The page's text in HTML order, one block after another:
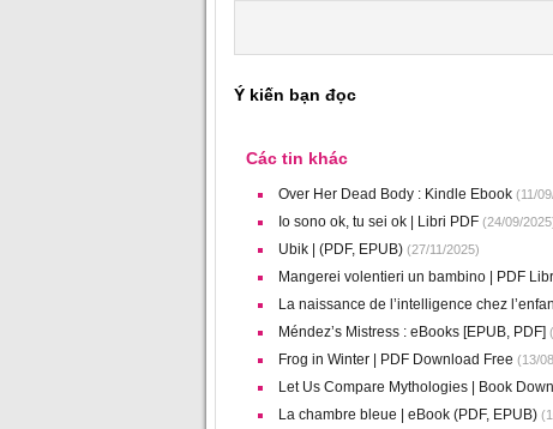
Ý kiến bạn đọc
Các tin khác
Over Her Dead Body : Kindle Ebook(11/
Io sono ok, tu sei ok | Libri PDF(24/09/
Ubik | (PDF, EPUB)(27/11/2025)
Mangerei volentieri un bambino | PDF
La naissance de l’intelligence chez
Méndez’s Mistress : eBooks [EPUB, PDF]
Frog in Winter | PDF Download Free (13/
Let Us Compare Mythologies | Book
La chambre bleue | eBook (PDF, EPUB)